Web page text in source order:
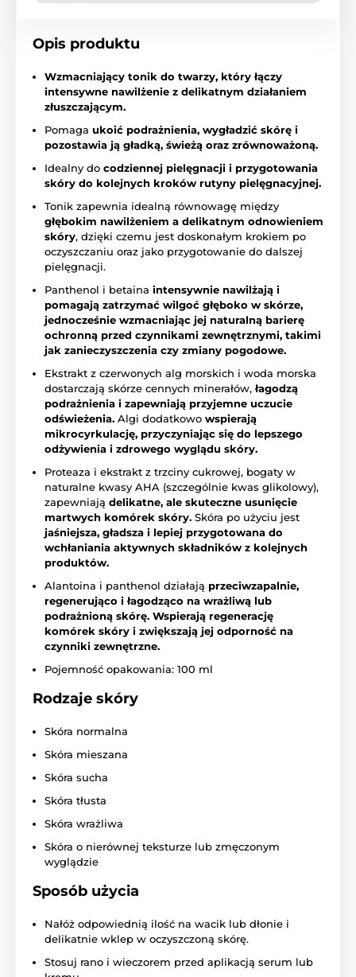
Opis produktu
Wzmacniający tonik do twarzy, który łączy
intensywne nawilżenie z delikatnym działaniem
złuszczającym.
Pomaga ukoić podrażnienia, wygładzić skórę i
pozostawia ją gładką, świeżą oraz zrównoważoną.
Idealny do codziennej pielęgnacji i przygotowania
skóry do kolejnych kroków rutyny pielęgnacyjnej.
Tonik zapewnia idealną równowagę między
głębokim nawilżeniem a delikatnym odnowieniem
skóry, dzięki czemu jest doskonałym krokiem po
oczyszczaniu oraz jako przygotowanie do dalszej
pielęgnacji.
Panthenol i betaina intensywnie nawilżają i
pomagają zatrzymać wilgoć głęboko w skórze,
jednocześnie wzmacniając jej naturalną barierę
ochronną przed czynnikami zewnętrznymi, takimi
jak zanieczyszczenia czy zmiany pogodowe.
Ekstrakt z czerwonych alg morskich i woda morska
dostarczają skórze cennych minerałów, łagodzą
podrażnienia i zapewniają przyjemne uczucie
odświeżenia. Algi dodatkowo wspierają
mikrocyrkulację, przyczyniając się do lepszego
odżywienia i zdrowego wyglądu skóry.
Proteaza i ekstrakt z trzciny cukrowej, bogaty w
naturalne kwasy AHA (szczególnie kwas glikolowy),
zapewniają delikatne, ale skuteczne usunięcie
martwych komórek skóry. Skóra po użyciu jest
jaśniejsza, gładsza i lepiej przygotowana do
wchłaniania aktywnych składników z kolejnych
produktów.
Alantoina i panthenol działają przeciwzapalnie,
regenerująco i łagodząco na wrażliwą lub
podrażnioną skórę. Wspierają regenerację
komórek skóry i zwiększają jej odporność na
czynniki zewnętrzne.
Pojemność opakowania: 100 ml
Rodzaje skóry
Skóra normalna
Skóra mieszana
Skóra sucha
Skóra tłusta
Skóra wrażliwa
Skóra o nierównej teksturze lub zmęczonym
wyglądzie
Sposób użycia
Nałóż odpowiednią ilość na wacik lub dłonie i
delikatnie wklep w oczyszczoną skórę.
Stosuj rano i wieczorem przed aplikacją serum lub